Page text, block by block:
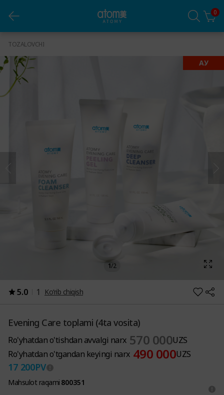
0
TOZALOVCHI
Evening Care toplami (4ta vosita)
АУ
1/2
5.0 1 Ko‘rib chiqish
Evening Care toplami (4ta vosita)
Ro'yhatdan o'tishdan avvalgi narx 570 000UZS
Ro'yhatdan o'tgandan keyingi narx 490 000UZS
17 200PV
Mahsulot raqami 800351